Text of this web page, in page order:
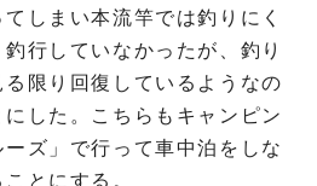
しまい本流竿では釣りにく
行していなかったが、釣り
限り回復しているようなの
した。こちらもキャンピン
ズ」で行って車中泊をしな
とにする。